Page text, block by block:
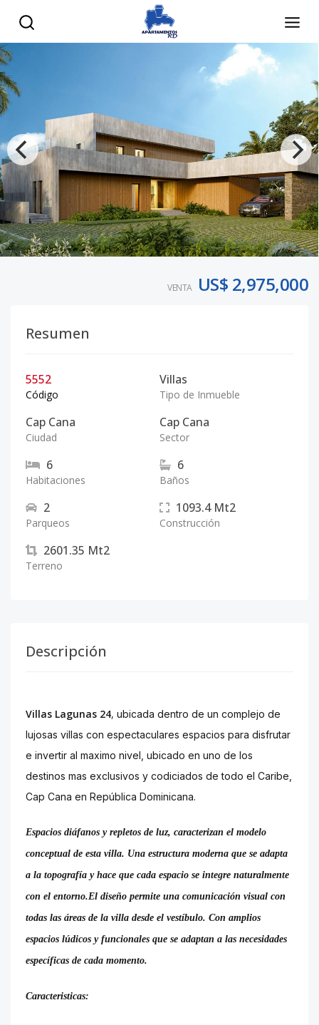
VENTA US$ 2,975,000
Resumen
5552
Código
Villas
Tipo de Inmueble
Cap Cana
Ciudad
Cap Cana
Sector
6
Habitaciones
6
Baños
2
Parqueos
1093.4 Mt2
Construcción
2601.35 Mt2
Terreno
Descripción
Villas Lagunas 24, ubicada dentro de un complejo de
lujosas villas con espectaculares espacios para disfrutar
e invertir al maximo nivel, ubicado en uno de los
destinos mas exclusivos y codiciados de todo el Caribe,
Cap Cana en República Dominicana.
Espacios diáfanos y repletos de luz, caracterizan el modelo
conceptual de esta villa. Una estructura moderna que se adapta
a la topografía y hace que cada espacio se integre naturalmente
con el entorno.El diseño permite una comunicación visual con
todas las áreas de la villa desde el vestíbulo. Con amplios
espacios lúdicos y funcionales que se adaptan a las necesidades
específicas de cada momento.
Caracteristicas: